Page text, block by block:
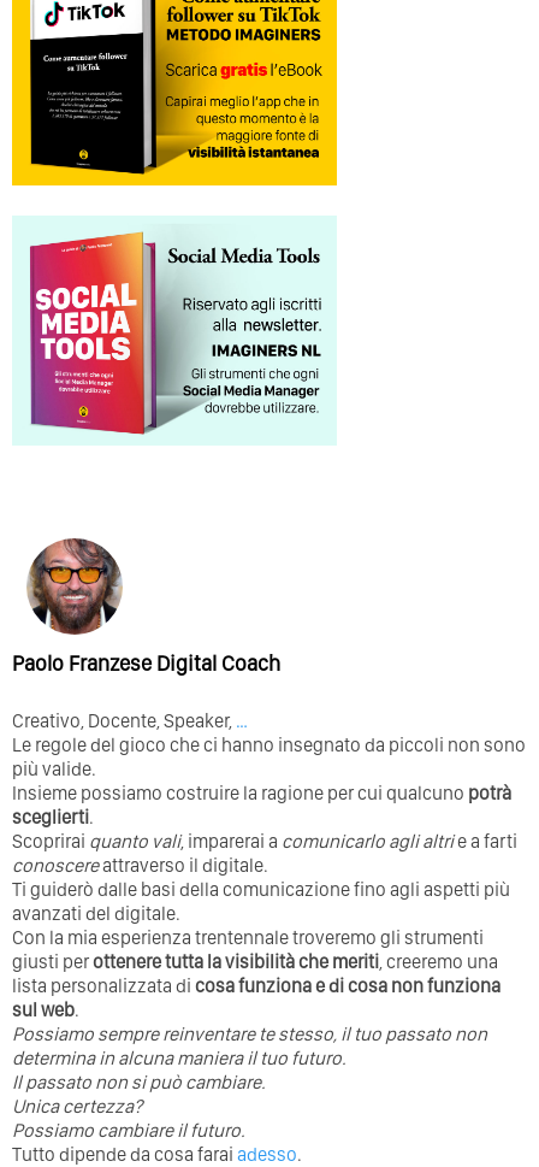
Paolo Franzese Digital Coach
Creativo, Docente, Speaker, …
Le regole del gioco che ci hanno insegnato da piccoli non sono
più valide.
Insieme possiamo costruire la ragione per cui qualcuno potrà
sceglierti.
Scoprirai quanto vali, imparerai a comunicarlo agli altrie a farti
conoscereattraverso il digitale.
Ti guiderò dalle basi della comunicazione fino agli aspetti più
avanzati del digitale.
Con la mia esperienza trentennale troveremo gli strumenti
giusti perottenere tutta la visibilità che meriti, creeremo una
lista personalizzata di cosa funziona e di cosa non funziona
sul web.
Possiamo sempre reinventare te stesso, il tuo passato non
determina in alcuna maniera il tuo futuro. ⁣
⁣Il passato non si può cambiare.
Unica certezza?
Possiamo cambiare il futuro.
Tutto dipende da cosa farai adesso.